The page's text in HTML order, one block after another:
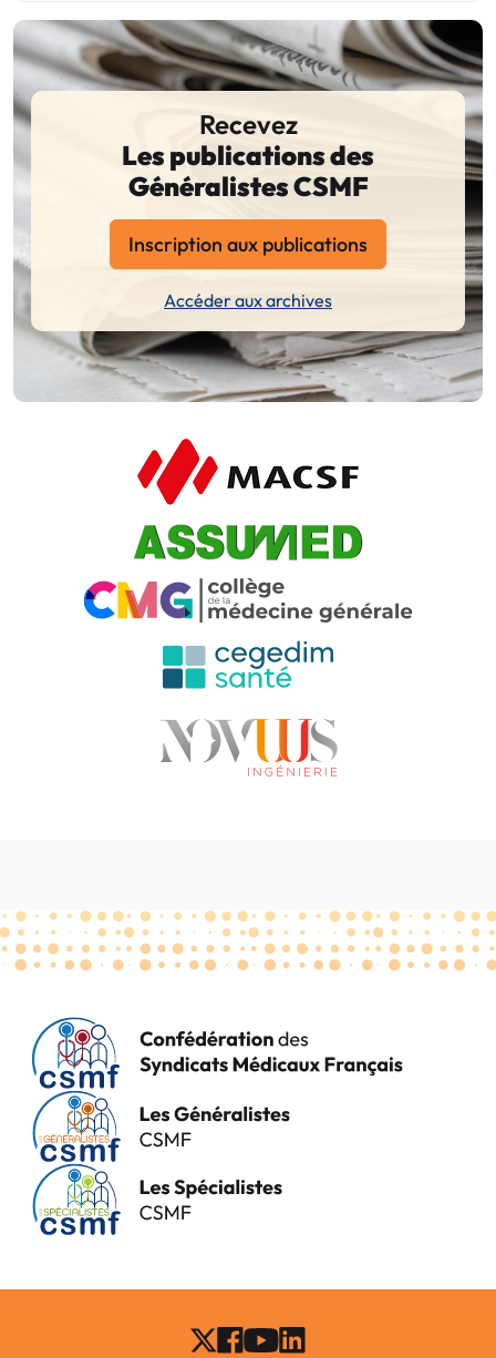
Recevez
Les publications des
Généralistes CSMF
Inscription aux publications
Accéder aux archives